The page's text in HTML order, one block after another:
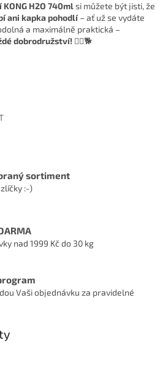
H2O 740mlsi můžete být jisti, že
ani kapka pohodlí– ať už se vydáte
a maximálně praktická –
dobrodružství! 🚶‍♂️🐕
sortiment
:-)
nad 1999 Kč do 30 kg
Vaši objednávku za pravidelné